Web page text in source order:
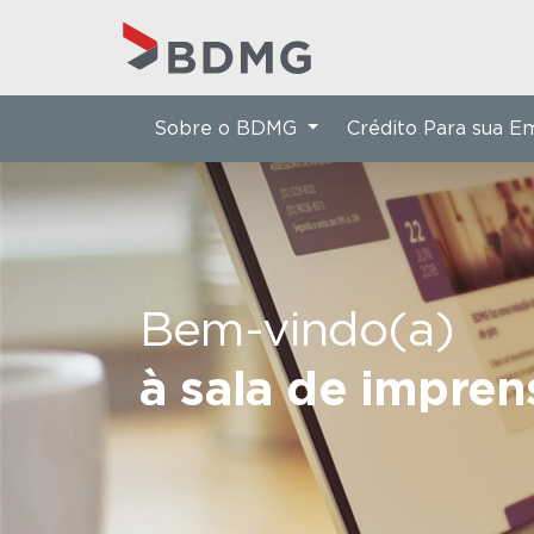
Bem-vindo(a)
à sala de
Sobre o BDMG Crédito Para sua